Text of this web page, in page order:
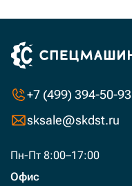
+7 (499) 394-50-93
sksale@skdst.ru
Пн-Пт 8:00–17:00
Офис